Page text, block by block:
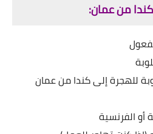
من عمان:
للهجرة إلى كندا من عمان
أو الفرنسية